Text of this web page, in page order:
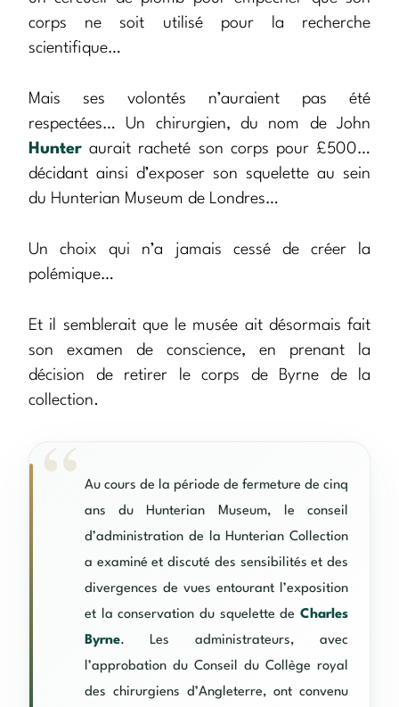
corps ne soit utilisé pour la recherche
scientifique…
Mais ses volontés n’auraient pas été
respectées… Un chirurgien, du nom de John
Hunter aurait racheté son corps pour £500…
décidant ainsi d’exposer son squelette au sein
du Hunterian Museum de Londres…
Un choix qui n’a jamais cessé de créer la
polémique…
Et il semblerait que le musée ait désormais fait
son examen de conscience, en prenant la
décision de retirer le corps de Byrne de la
collection.
Au cours de la période de fermeture de cinq
ans du Hunterian Museum, le conseil
d’administration de la Hunterian Collection
a examiné et discuté des sensibilités et des
divergences de vues entourant l’exposition
et la conservation du squelette de Charles
Byrne. Les administrateurs, avec
l’approbation du Conseil du Collège royal
des chirurgiens d’Angleterre, ont convenu